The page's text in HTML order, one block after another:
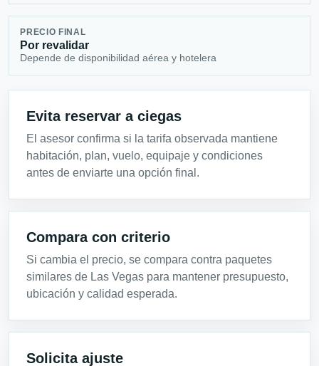
PRECIO FINAL
Por revalidar
Depende de disponibilidad aérea y hotelera
Evita reservar a ciegas
El asesor confirma si la tarifa observada mantiene
habitación, plan, vuelo, equipaje y condiciones
antes de enviarte una opción final.
Compara con criterio
Si cambia el precio, se compara contra paquetes
similares de Las Vegas para mantener presupuesto,
ubicación y calidad esperada.
Solicita ajuste